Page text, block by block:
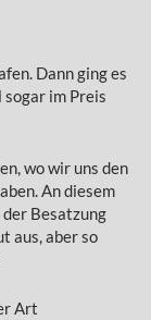
Dann ging es
im Preis
wo wir uns den
An diesem
Besatzung
aus, aber so
Art